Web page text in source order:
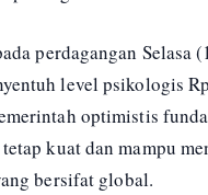
perdagangan Selasa
level psikologis
optimistis
kuat dan mampu
bersifat global.